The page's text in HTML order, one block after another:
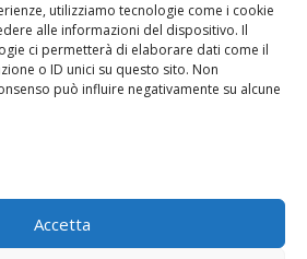
utilizziamo tecnologie come i cookie
alle informazioni del dispositivo. Il
ci permetterà di elaborare dati come il
o ID unici su questo sito. Non
può influire negativamente su alcune
Accetta
36100 Vicenza (VI)